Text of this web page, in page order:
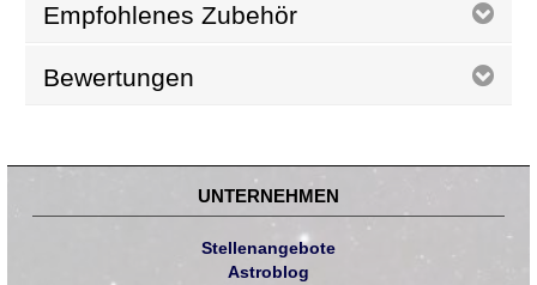
Empfohlenes Zubehör
Bewertungen
UNTERNEHMEN
Stellenangebote
Astroblog